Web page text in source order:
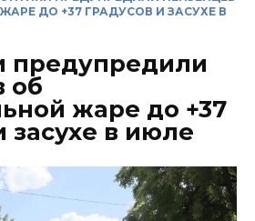
ДО +37 ГРАДУСОВ И ЗАСУХЕ В
предупредили
об
жаре до +37
засухе в июле